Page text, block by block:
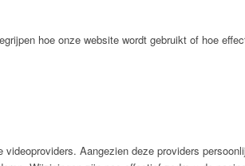
hoe onze website wordt gebruikt of hoe
Aangezien deze providers